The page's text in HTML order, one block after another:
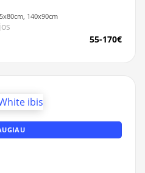
140x90cm
55-170€